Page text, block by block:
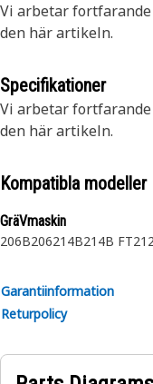
Vi arbetar
den här artikeln.
Specifikationer
Vi arbetar
den här artikeln.
Kompatibla modeller
GräVmaskin
206B206214B214B FT
Garantiinformation
Returpolicy